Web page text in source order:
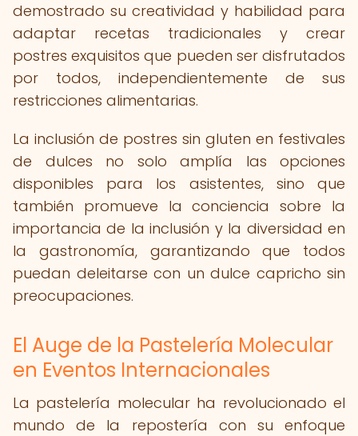
demostrado su creatividad y habilidad para
adaptar recetas tradicionales y crear
postres exquisitos que pueden ser disfrutados
por todos, independientemente de sus
restricciones alimentarias.
La inclusión de postres sin gluten en festivales
de dulces no solo amplía las opciones
disponibles para los asistentes, sino que
también promueve la conciencia sobre la
importancia de la inclusión y la diversidad en
la gastronomía, garantizando que todos
puedan deleitarse con un dulce capricho sin
preocupaciones.
El Auge de la Pastelería Molecular
en Eventos Internacionales
La pastelería molecular ha revolucionado el
mundo de la repostería con su enfoque